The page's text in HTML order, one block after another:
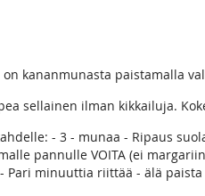
on kananmunasta paistamalla
sellainen ilman kikkailuja.
- 3 - munaa - Ripaus
pannulle VOITA (ei
Pari minuuttia riittää - älä